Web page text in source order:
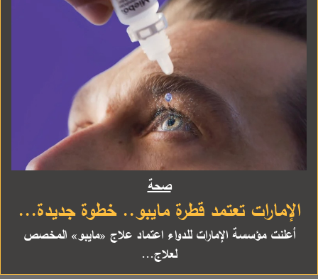
صحة
الإمارات تعتمد قطرة مايبو.. خطوة جديدة...
أعلنت مؤسسة الإمارات للدواء اعتماد علاج «مايبو» المخصص
لعلاج...